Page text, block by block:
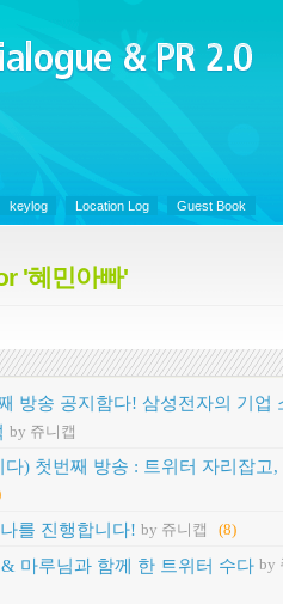
Dialogue &
keylog Location Log Guest Book
'혜민아빠'
방송 공지함다! 삼성전자의 기업
by 쥬니캡
) 첫번째 방송 : 트위터 자리잡고,
를 진행합니다! by 쥬니캡 (8)
마루님과 함께 한 트위터 수다 by